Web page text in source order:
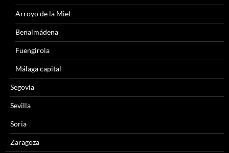
Arroyo de la Miel
Benalmádena
Fuengirola
Málaga capital
Segovia
Sevilla
Soria
Zaragoza